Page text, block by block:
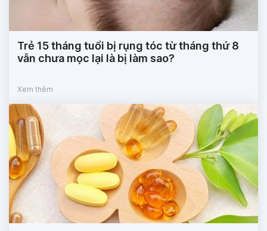
Trẻ 15 tháng tuổi bị rụng tóc từ tháng thứ 8
vẫn chưa mọc lại là bị làm sao?
Xem thêm